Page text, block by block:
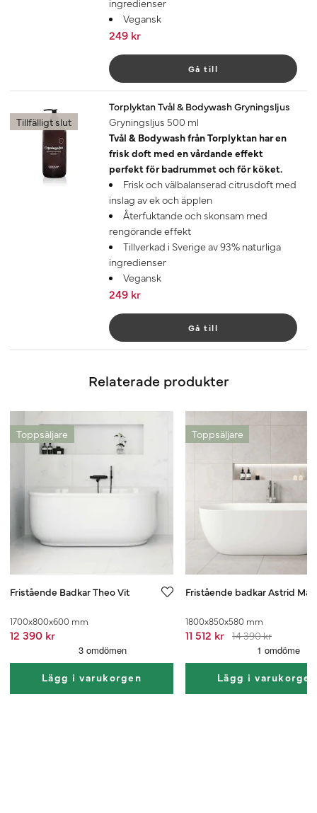
Vegansk
249 kr
Gå till
Tillfälligt slut
Torplyktan Tvål & Bodywash Gryningsljus
Gryningsljus 500 ml
Tvål & Bodywash från Torplyktan har en
frisk doft med en vårdande effekt
perfekt för badrummet och för köket.
Frisk och välbalanserad citrusdoft med
inslag av ek och äpplen
Återfuktande och skonsam med
rengörande effekt
Tillverkad i Sverige av 93% naturliga
ingredienser
Vegansk
249 kr
Gå till
Relaterade produkter
Toppsäljare
Fristående Badkar Theo Vit
1700x800x600 mm
12 390 kr
Lägg i varukorgen
Toppsäljare
Fristående badkar Astrid
1800x850x580 mm
11 512 kr 14 390 kr
Lägg i varukorgen